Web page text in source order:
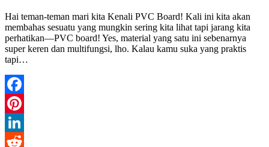
Hai teman-teman mari kita Kenali PVC Board! Kali ini kita akan
membahas sesuatu yang mungkin sering kita lihat tapi jarang kita
perhatikan—PVC board! Yes, material yang satu ini sebenarnya
super keren dan multifungsi, lho. Kalau kamu suka yang praktis
tapi…
Facebook
Pinterest
LinkedIn